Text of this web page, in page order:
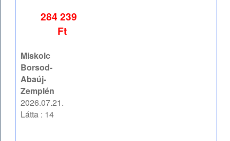
284 239
Ft
Miskolc
Borsod-
Abaúj-
Zemplén
2026.07.21.
Látta : 14